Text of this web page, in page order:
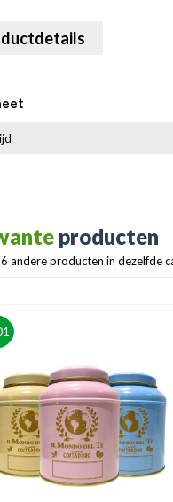
producten
andere producten in dezelfde